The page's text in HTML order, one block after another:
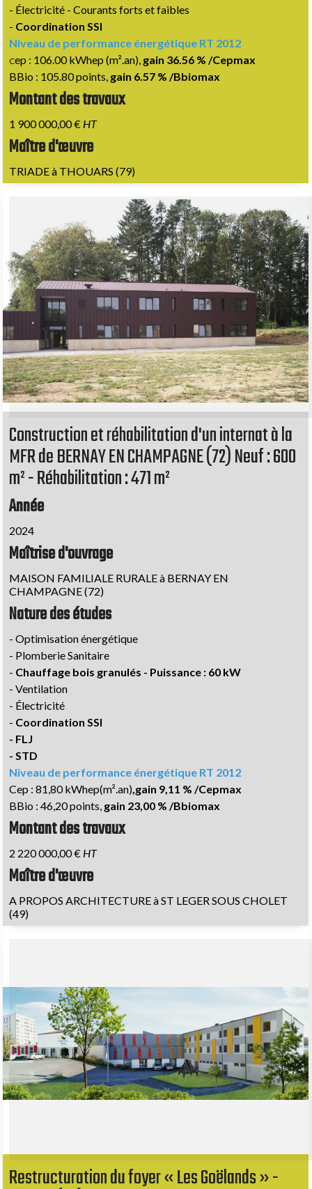
- Électricité - Courants forts et faibles
- Coordination SSI
Niveau de performance énergétique RT 2012
Cep : 106.00 kWhep (m².an), gain 36.56 % /Cepmax
BBio : 105.80 points, gain 6.57 % /Bbiomax
Montant des travaux
1 900 000,00 € HT
Maître d'œuvre
TRIADE à THOUARS (79)
Construction et réhabilitation d'un internat à la
MFR de BERNAY EN CHAMPAGNE (72) Neuf : 600
m² - Réhabilitation : 471 m²
Année
2024
Maîtrise d'ouvrage
MAISON FAMILIALE RURALE à BERNAY EN
CHAMPAGNE (72)
Nature des études
- Optimisation énergétique
- Plomberie Sanitaire
- Chauffage bois granulés - Puissance : 60 kW
- Ventilation
- Électricité
- Coordination SSI
- FLJ
- STD
Niveau de performance énergétique RT 2012
Cep : 81,80 kWhep(m².an) ,gain 9,11 % /Cepmax
BBio : 46,20 points, gain 23,00 % /Bbiomax
Montant des travaux
2 220 000,00 € HT
Maître d'œuvre
A PROPOS ARCHITECTURE à ST LEGER SOUS CHOLET
(49)
Restructuration du foyer « Les Goëlands » -